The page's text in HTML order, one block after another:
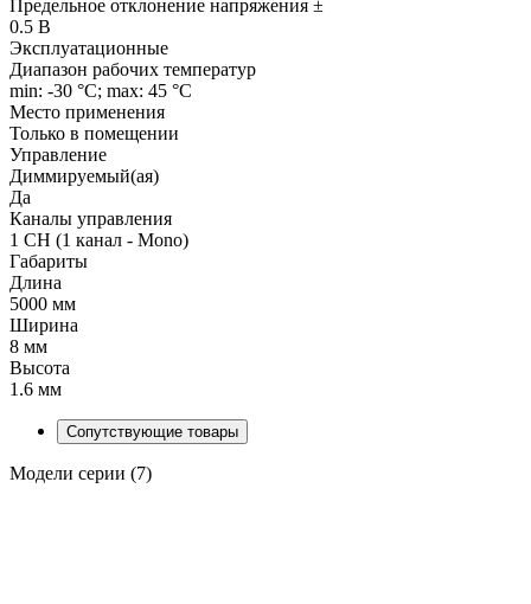
Предельное отклонение напряжения ±
0.5 В
Эксплуатационные
Диапазон рабочих температур
min: -30 °C; max: 45 °C
Место применения
Только в помещении
Управление
Диммируемый(ая)
Да
Каналы управления
1 CH (1 канал - Mono)
Габариты
Длина
5000 мм
Ширина
8 мм
Высота
1.6 мм
Сопутствующие товары
Модели серии (7)